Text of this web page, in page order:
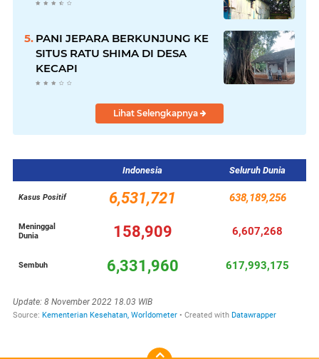
PANI JEPARA BERKUNJUNG KE
SITUS RATU SHIMA DI DESA
KECAPI
Lihat Selengkapnya